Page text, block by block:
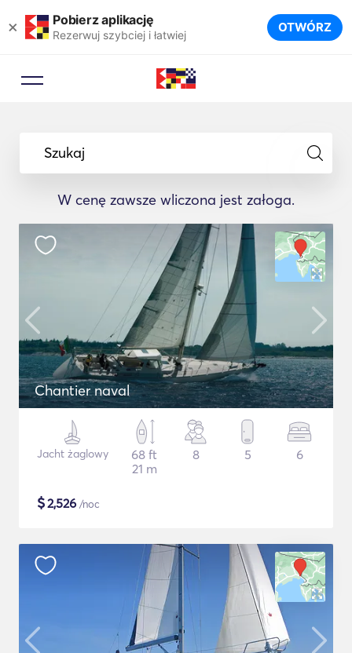
× Pobierz aplikację
Rezerwuj szybciej i łatwiej OTWÓRZ
Szukaj
W cenę zawsze wliczona jest załoga.
Chantier naval
Jacht żaglowy
68 ft
21 m
8 5 6
$2,526 /noc